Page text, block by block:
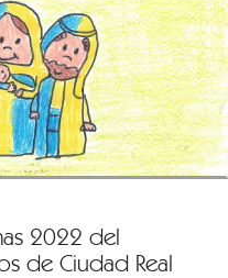
2022 del
de Ciudad Real